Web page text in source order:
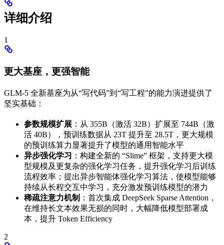
详细介绍
1
更大基座，更强智能
GLM-5 全新基座为从“写代码”到“写工程”的能力演进提供了
坚实基础：
参数规模扩展 ：从 355B（激活 32B）扩展至 744B（激
活 40B），预训练数据从 23T 提升至 28.5T，更大规模
的预训练算力显著提升了模型的通用智能水平
异步强化学习 ：构建全新的 “Slime” 框架，支持更大模
型规模及更复杂的强化学习任务，提升强化学习后训练
流程效率；提出异步智能体强化学习算法，使模型能够
持续从长程交互中学习，充分激发预训练模型的潜力
稀疏注意力机制 ：首次集成 DeepSeek Sparse Attention，
在维持长文本效果无损的同时，大幅降低模型部署成
本，提升 Token Efficiency
2